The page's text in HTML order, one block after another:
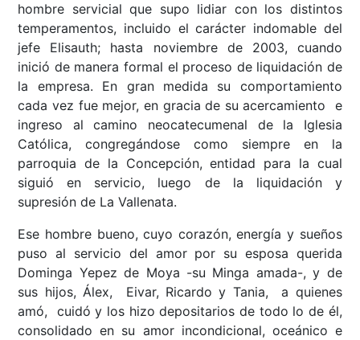
hombre servicial que supo lidiar con los distintos
temperamentos, incluido el carácter indomable del
jefe Elisauth; hasta noviembre de 2003, cuando
inició de manera formal el proceso de liquidación de
la empresa. En gran medida su comportamiento
cada vez fue mejor, en gracia de su acercamiento e
ingreso al camino neocatecumenal de la Iglesia
Católica, congregándose como siempre en la
parroquia de la Concepción, entidad para la cual
siguió en servicio, luego de la liquidación y
supresión de La Vallenata.
Ese hombre bueno, cuyo corazón, energía y sueños
puso al servicio del amor por su esposa querida
Dominga Yepez de Moya -su Minga amada-, y de
sus hijos, Álex, Eivar, Ricardo y Tania, a quienes
amó, cuidó y los hizo depositarios de todo lo de él,
consolidado en su amor incondicional, oceánico e